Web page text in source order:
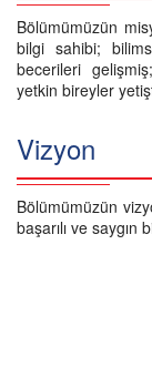
Bölümümüzün
bilgi sahibi;
becerileri
yetkin bireyler
Vizyon
Bölümümüzün
başarılı ve saygın